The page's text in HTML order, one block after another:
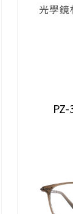
光學鏡